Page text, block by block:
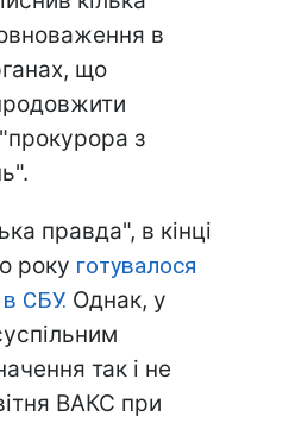
в
що
з
правда", в кінці
року готувалося
СБУ. Однак, у
так і не
ВАКС при